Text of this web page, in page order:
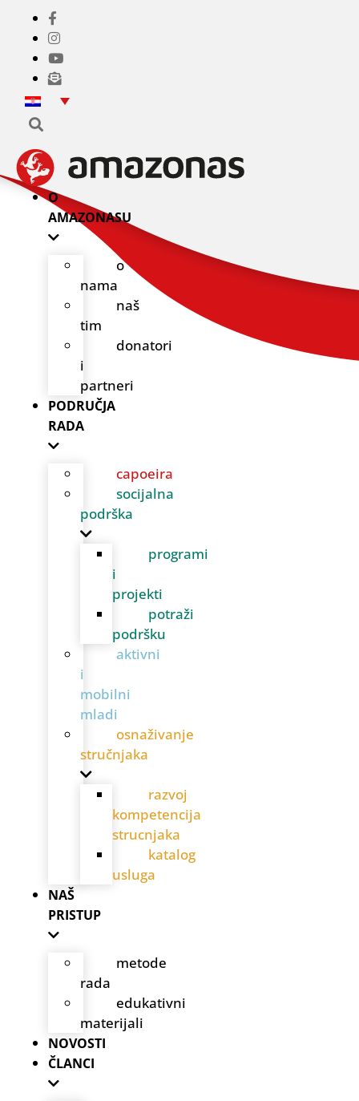
O
AMAZONASU
o
nama
naš
tim
donatori
i
partneri
PODRUČJA
RADA
capoeira
socijalna
podrška
programi
i
projekti
potraži
podršku
aktivni
i
mobilni
mladi
osnaživanje
stručnjaka
razvoj
kompetencija
strucnjaka
katalog
usluga
NAŠ
PRISTUP
metode
rada
edukativni
materijali
NOVOSTI
ČLANCI